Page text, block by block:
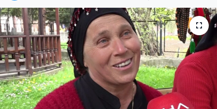
Eğitim
Yaşam
Kültür Sanat
Bilim ve Teknoloji
Haber Arşivi